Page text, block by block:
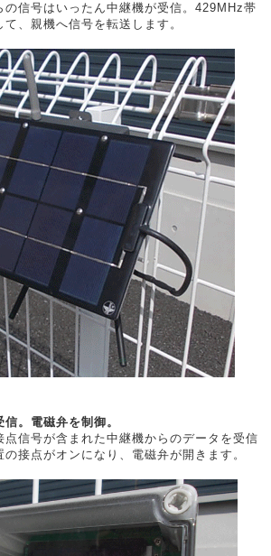
信号はいったん中継機が受信。429MHz帯
、親機へ信号を転送します。
。電磁弁を制御。
信号が含まれた中継機からのデータを受信
接点がオンになり、電磁弁が開きます。